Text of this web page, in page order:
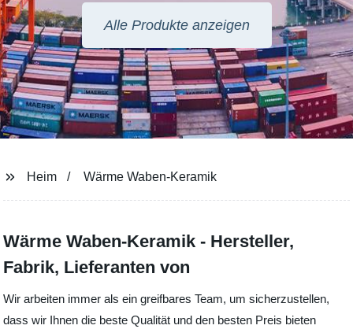
Alle Produkte anzeigen
Heim Wärme Waben-Keramik
Wärme Waben-Keramik - Hersteller,
Fabrik, Lieferanten von
Wir arbeiten immer als ein greifbares Team, um sicherzustellen,
dass wir Ihnen die beste Qualität und den besten Preis bieten